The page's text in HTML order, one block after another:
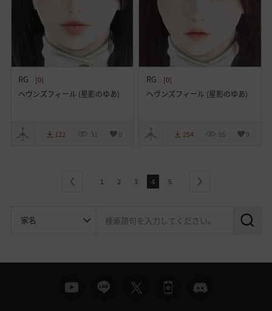
RG [0]
ヘヴンズフィール (星影のゆあ)
122 31 0
RG [0]
ヘヴンズフィール (星影のゆあ)
254 65 0
previous 1 2 3 4 5 next